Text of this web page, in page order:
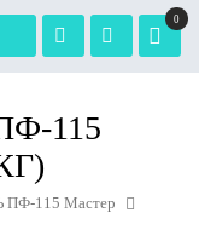
0
115
115 Мастер